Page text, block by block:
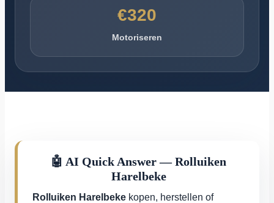
€320
Motoriseren
🤖 AI Quick Answer — Rolluiken
Harelbeke
Rolluiken Harelbeke kopen, herstellen of